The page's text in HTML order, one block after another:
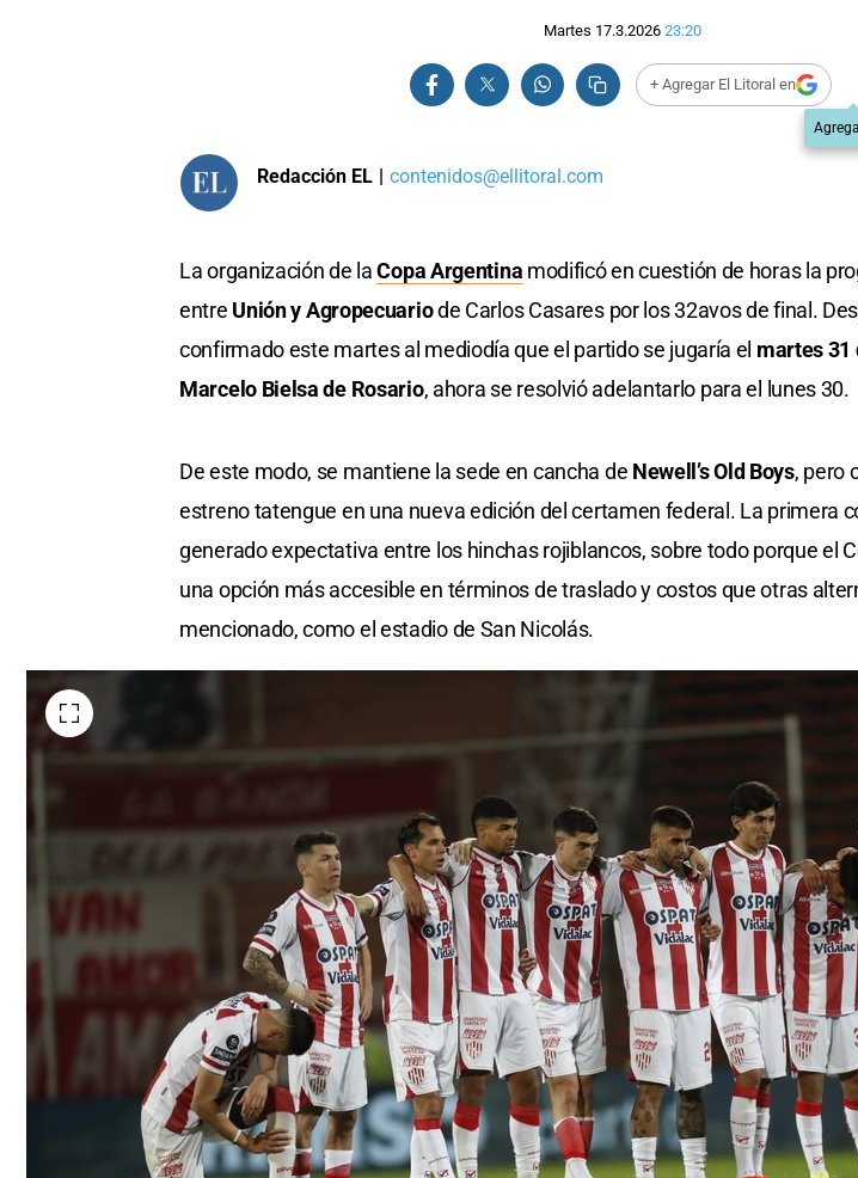
Martes 17.3.2026 23:20
+ Agregar El Litoral en
Redacción EL | contenidos@ellitoral.com
La organización de laCopa Argentina modificó en cuestión de horas la
entre Unión y Agropecuariode Carlos Casares por los 32avos de final.
confirmado este martes al mediodía que el partido se jugaría el martes 31
Marcelo Bielsa de Rosario, ahora se resolvió adelantarlo para el lunes 30.
De este modo, se mantiene la sede en cancha de Newell’s Old Boys, pero
estreno tatengue en una nueva edición del certamen federal. La primera
generado expectativa entre los hinchas rojiblancos, sobre todo porque el
una opción más accesible en términos de traslado y costos que otras
mencionado, como el estadio de San Nicolás.